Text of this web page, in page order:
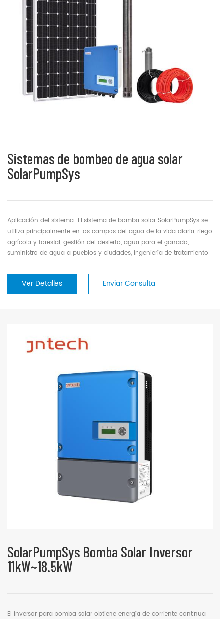
Sistemas de bombeo de agua solar
SolarPumpSys
Aplicación del sistema: El sistema de bomba solar SolarPumpSys se
utiliza principalmente en los campos del agua de la vida diaria, riego
agrícola y forestal, gestión del desierto, agua para el ganado,
suministro de agua a pueblos y ciudades, ingeniería de tratamiento
Ver Detalles Enviar Consulta
SolarPumpSys Bomba Solar Inversor
11kW~18.5kW
El inversor para bomba solar obtiene energía de corriente continua